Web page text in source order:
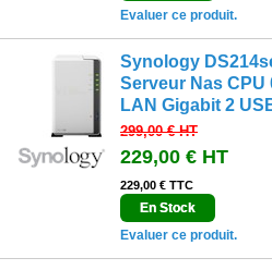
Evaluer ce produit.
Synology
Serveur Nas CPU
LAN Gigabit 2
299,00 €HT
229,00 € HT
229,00 € TTC
En Stock
Evaluer ce produit.